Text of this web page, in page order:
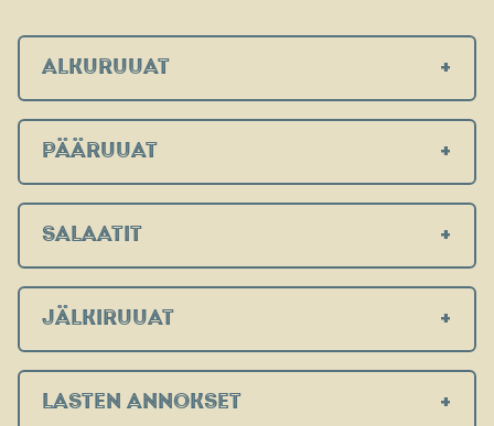
ALKURUUAT
PÄÄRUUAT
SALAATIT
JÄLKIRUUAT
LASTEN ANNOKSET